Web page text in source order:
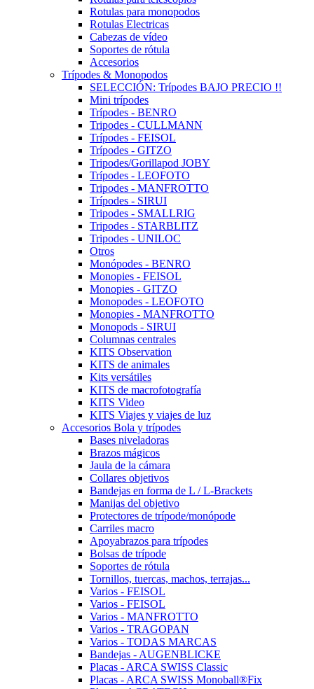
Rotulas para monopodos
Rotulas Electricas
Cabezas de vídeo
Soportes de rótula
Accesorios
Trípodes & Monopodos
SELECCIÓN: Trípodes BAJO PRECIO !!
Mini trípodes
Trípodes - BENRO
Tripodes - CULLMANN
Trípodes - FEISOL
Trípodes - GITZO
Tripodes/Gorillapod JOBY
Trípodes - LEOFOTO
Tripodes - MANFROTTO
Trípodes - SIRUI
Tripodes - SMALLRIG
Tripodes - STARBLITZ
Tripodes - UNILOC
Otros
Monópodes - BENRO
Monopies - FEISOL
Monopies - GITZO
Monopodes - LEOFOTO
Monopies - MANFROTTO
Monopods - SIRUI
Columnas centrales
KITS Observation
KITS de animales
Kits versátiles
KITS de macrofotografía
KITS Video
KITS Viajes y viajes de luz
Accesorios Bola y trípodes
Bases niveladoras
Brazos mágicos
Jaula de la cámara
Collares objetivos
Bandejas en forma de L / L-Brackets
Manijas del objetivo
Protectores de trípode/monópode
Carriles macro
Apoyabrazos para trípodes
Bolsas de trípode
Soportes de rótula
Tornillos, tuercas, machos, terrajas...
Varios - FEISOL
Varios - FEISOL
Varios - MANFROTTO
Varios - TRAGOPAN
Varios - TODAS MARCAS
Bandejas - AUGENBLICKE
Placas - ARCA SWISS Classic
Placas - ARCA SWISS Monoball®Fix